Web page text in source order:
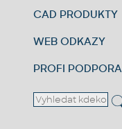
CAD PRODUKTY
WEB ODKAZY
PROFI PODPORA